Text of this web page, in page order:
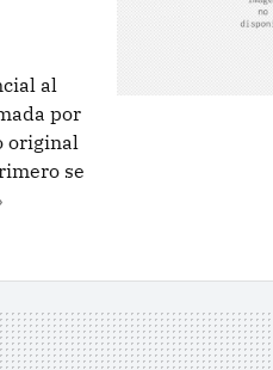
al
por
original
se